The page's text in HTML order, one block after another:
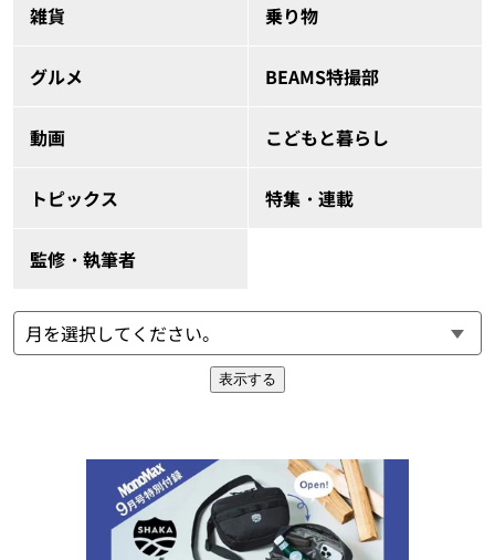
雑貨 乗り物
グルメ BEAMS特撮部
動画 こどもと暮らし
トピックス 特集・連載
監修・執筆者
表示する